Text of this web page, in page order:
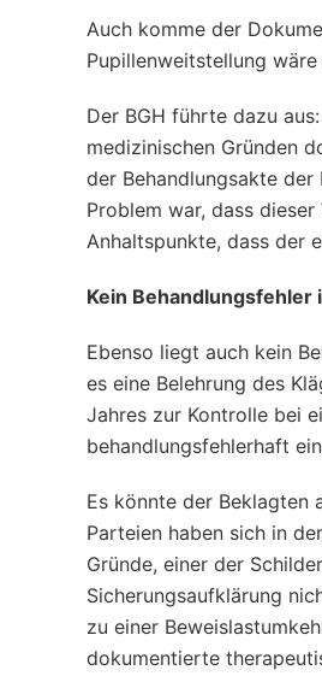
Auch komme der
Pupillenweitstellung
Der BGH führte dazu
medizinischen Gründen
der Behandlungsakte
Problem war, dass
Anhaltspunkte, dass der
Kein
Ebenso liegt auch kein
es eine Belehrung des
Jahres zur Kontrolle bei
behandlungsfehlerhaft
Es könnte der Beklagten
Parteien haben sich in
Gründe, einer der
Sicherungsaufklärung
zu einer
dokumentierte